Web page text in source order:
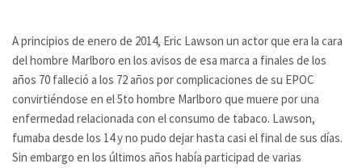
A principios de enero de 2014, Eric Lawson un actor que era la cara
del hombre Marlboro en los avisos de esa marca a finales de los
años 70 falleció a los 72 años por complicaciones de su EPOC
convirtiéndose en el 5to hombre Marlboro que muere por una
enfermedad relacionada con el consumo de tabaco. Lawson,
fumaba desde los 14 y no pudo dejar hasta casi el final de sus días.
Sin embargo en los últimos años había participad de varias